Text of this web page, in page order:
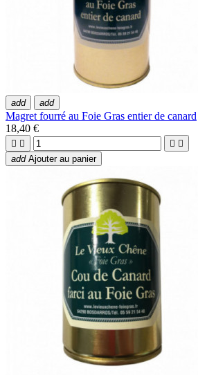
add add
Magret fourré au Foie Gras entier de canard
18,40 €
   
add Ajouter au panier